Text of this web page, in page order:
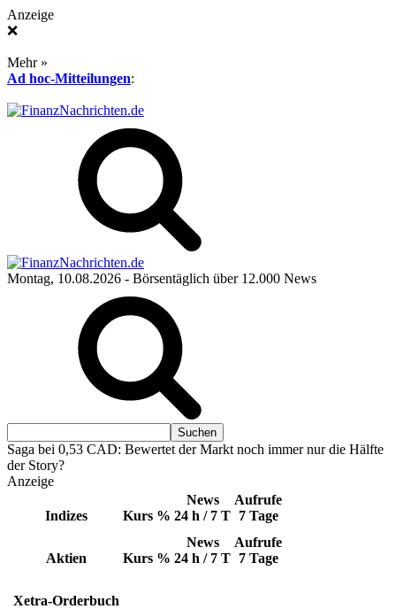
Anzeige
❌
Mehr »
Ad hoc-Mitteilungen:
Montag, 10.08.2026 - Börsentäglich über 12.000 News
Saga bei 0,53 CAD: Bewertet der Markt noch immer nur die Hälfte
der Story?
Anzeige
Indizes Kurs %
News
24 h / 7 T
Aufrufe
7 Tage
Aktien Kurs %
News
24 h / 7 T
Aufrufe
7 Tage
Xetra-Orderbuch